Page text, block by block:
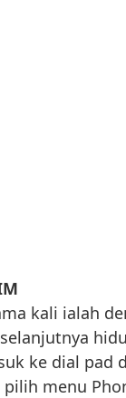
kali ialah
ke dial pad
menu